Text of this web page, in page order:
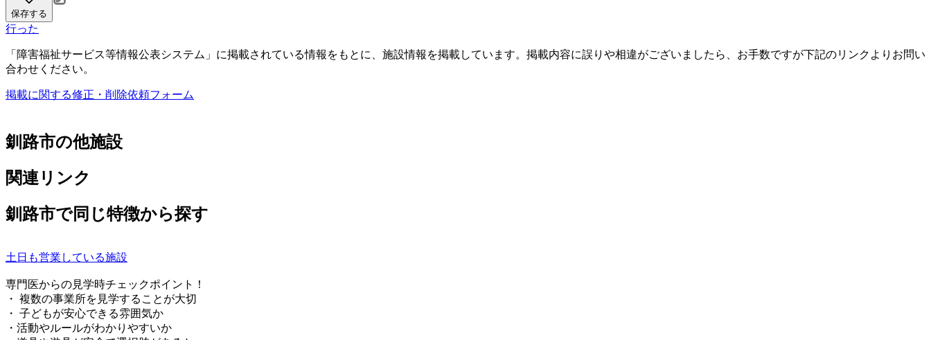
保存する
行った
「障害福祉サービス等情報公表システム」に掲載されている情報をもとに、施設情報を掲載しています。掲載内容に誤りや相違がございましたら、お手数ですが下記のリンクよりお問い
合わせください。
掲載に関する修正・削除依頼フォーム
釧路市の他施設
関連リンク
釧路市で同じ特徴から探す
土日も営業している施設
専門医からの見学時チェックポイント！
・ 複数の事業所を見学することが大切
・ 子どもが安心できる雰囲気か
・活動やルールがわかりやすいか